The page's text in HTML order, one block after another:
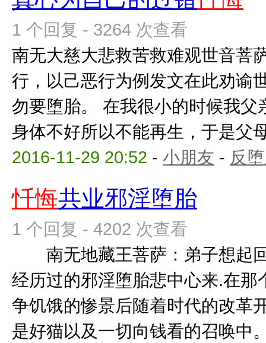
1 个回复 - 3264 次查看
南无大慈大悲救苦救难观世音菩
行，以己恶行为例发文在此劝谕
勿要堕胎。 在我很小的时候我父
身体不好所以不能再生，于是父
2016-11-29 20:52 - 小朋友 - 反
忏悔共业邪淫堕胎
1 个回复 - 4202 次查看
南无地藏王菩萨：弟子想起
经历过的邪淫堕胎悲中心来.在那
争饥饿的惨景后随着时代的改革
是好猫以及一切向钱看的召唤中